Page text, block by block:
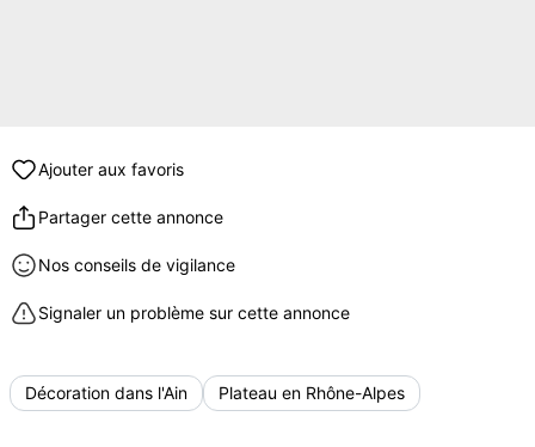
Ajouter aux favoris
Partager cette annonce
Nos conseils de vigilance
Signaler un problème sur cette annonce
Décoration dans l'Ain Plateau en Rhône-Alpes